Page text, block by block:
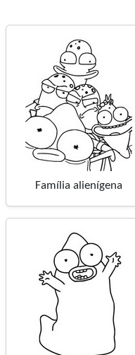
Família alienígena